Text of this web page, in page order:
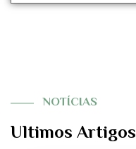
NOTÍCIAS
Ultimos Artigos